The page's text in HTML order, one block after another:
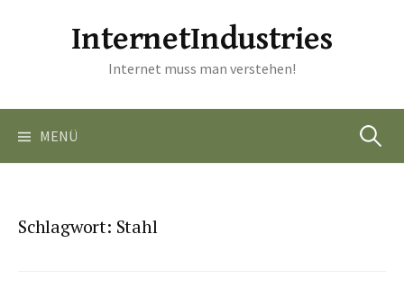
InternetIndustries
Internet muss man verstehen!
MENÜ Suchen
Schlagwort: Stahl